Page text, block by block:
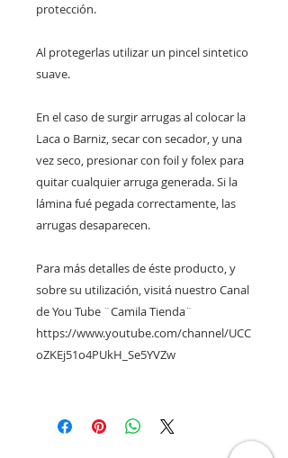
protección.
Al protegerlas utilizar un pincel sintetico
suave.
En el caso de surgir arrugas al colocar la
Laca o Barniz, secar con secador, y una
vez seco, presionar con foil y folex para
quitar cualquier arruga generada. Si la
lámina fué pegada correctamente, las
arrugas desaparecen.
Para más detalles de éste producto, y
sobre su utilización, visitá nuestro Canal
de You Tube ¨Camila Tienda¨
https://www.youtube.com/channel/UCC
oZKEj51o4PUkH_Se5YVZw